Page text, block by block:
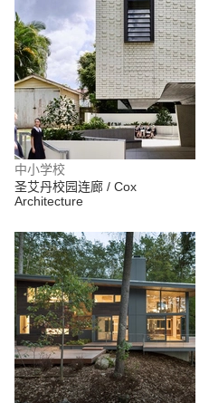
中小学校
圣艾丹校园连廊 / Cox
Architecture